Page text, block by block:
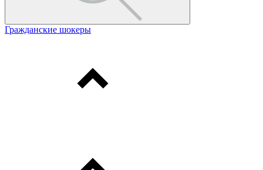
Гражданские шокеры